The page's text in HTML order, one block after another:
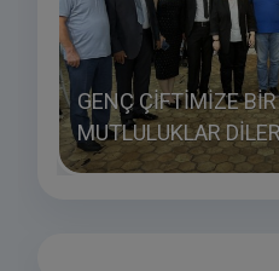
GENÇ ÇİFTİMİZE
MUTLULUKLAR